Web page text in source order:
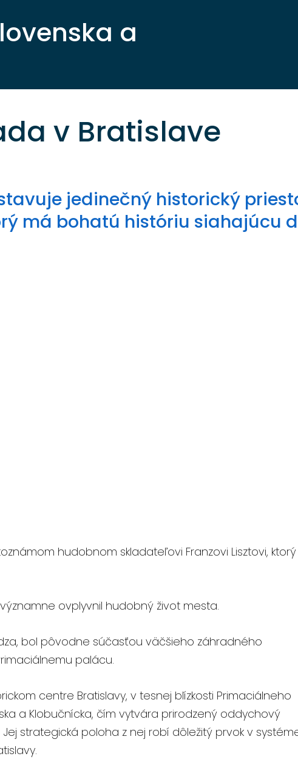
a
v Bratislave
jedinečný historický
má bohatú históriu siahajúcu
hudobnom skladateľovi Franzovi Lisztovi, ktorý
ovplyvnil hudobný život mesta.
bol pôvodne súčasťou väčšieho záhradného
palácu.
centre Bratislavy, v tesnej blízkosti Primaciálneho
a Klobučnícka, čím vytvára prirodzený oddychový
strategická poloha z nej robí dôležitý prvok v